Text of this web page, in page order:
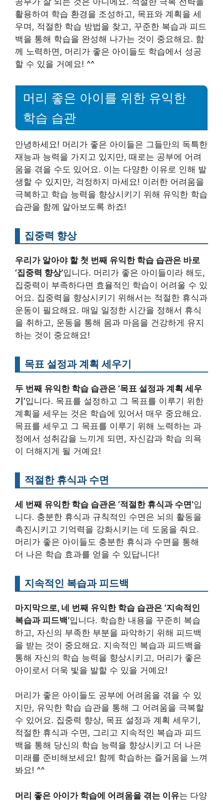
활용하여 학습 환경을 조성하고, 목표와 계획을 세
우며, 적절한 학습 방법을 찾고, 꾸준한 복습과 피드
백을 통해 학습을 완성해 나가는 것이 중요해요. 함
께 노력하면, 머리가 좋은 아이들도 학습에서 성공
할 수 있을 거예요! ^^
머리 좋은 아이를 위한 유익한
학습 습관
안녕하세요! 머리가 좋은 아이들은 그들만의 독특한
재능과 능력을 가지고 있지만, 때로는 공부에 어려
움을 겪을 수도 있어요. 이는 다양한 이유로 인해 발
생할 수 있지만, 걱정하지 마세요! 이러한 어려움을
극복하고 학습 능력을 향상시키기 위해 유익한 학습
습관을 함께 알아보도록 하죠!
집중력 향상
우리가 알아야 할 첫 번째 유익한 학습 습관은 바로
‘집중력 향상’입니다. 머리가 좋은 아이들이라 해도,
집중력이 부족하다면 효율적인 학습이 어려울 수 있
어요. 집중력을 향상시키기 위해서는 적절한 휴식과
운동이 필요해요. 매일 일정한 시간을 정해서 휴식
을 취하고, 운동을 통해 몸과 마음을 건강하게 유지
하는 것이 중요해요!
목표 설정과 계획 세우기
두 번째 유익한 학습 습관은 ‘목표 설정과 계획 세우
기’입니다. 목표를 설정하고 그 목표를 이루기 위한
계획을 세우는 것은 학습에 있어서 매우 중요해요.
목표를 세우고 그 목표를 이루기 위해 노력하는 과
정에서 성취감을 느끼게 되면, 자신감과 학습 의욕
이 더해지게 될 거예요!
적절한 휴식과 수면
세 번째 유익한 학습 습관은 ‘적절한 휴식과 수면’입
니다. 충분한 휴식과 규칙적인 수면은 뇌의 활동을
촉진시키고 기억력을 강화시키는 데 도움을 줘요.
머리가 좋은 아이들도 충분한 휴식과 수면을 통해
더 나은 학습 효과를 얻을 수 있답니다!
지속적인 복습과 피드백
마지막으로, 네 번째 유익한 학습 습관은 ‘지속적인
복습과 피드백’입니다. 학습한 내용을 꾸준히 복습
하고, 자신의 부족한 부분을 파악하기 위해 피드백
을 받는 것이 중요해요. 지속적인 복습과 피드백을
통해 자신의 학습 능력을 향상시키고, 머리가 좋은
아이로서 더욱 빛을 발할 수 있을 거예요!
머리가 좋은 아이들도 공부에 어려움을 겪을 수 있
지만, 유익한 학습 습관을 통해 그 어려움을 극복할
수 있어요. 집중력 향상, 목표 설정과 계획 세우기,
적절한 휴식과 수면, 그리고 지속적인 복습과 피드
백을 통해 당신의 학습 능력을 향상시키고 더 나은
미래를 준비해보세요! 함께 학습하는 즐거움을 느껴
봐요! ^^
머리 좋은 아이가 학습에 어려움을 겪는 이유는 다양